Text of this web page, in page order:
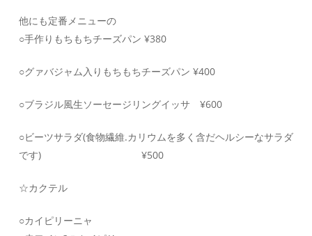
他にも定番メニューの
○手作りもちもちチーズパン ¥380
○グァバジャム入りもちもちチーズパン ¥400
○ブラジル風生ソーセージリングイッサ ¥600
○ビーツサラダ(食物繊維.カリウムを多く含だヘルシーなサラダ
です) ¥500
☆カクテル
○カイピリーニャ